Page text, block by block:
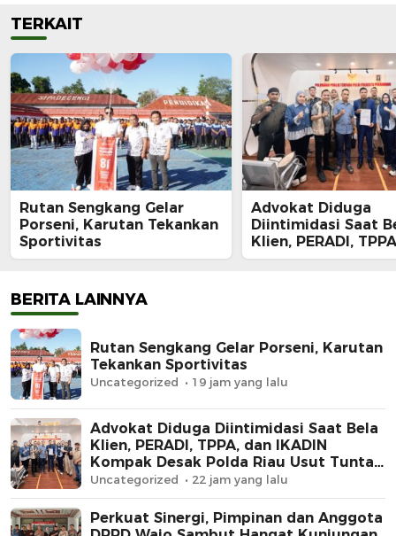
TERKAIT
Rutan Sengkang Gelar
Porseni, Karutan Tekankan
Sportivitas
Advokat Diduga
Diintimidasi Saat
Klien, PERADI,
IKADIN Kompak
BERITA LAINNYA
Rutan Sengkang Gelar Porseni, Karutan
Tekankan Sportivitas
Uncategorized 19 jam yang lalu
Advokat Diduga Diintimidasi Saat Bela
Klien, PERADI, TPPA, dan IKADIN
Kompak Desak Polda Riau Usut Tuntas
Dugaan Premanisme
Uncategorized 22 jam yang lalu
Perkuat Sinergi, Pimpinan dan Anggota